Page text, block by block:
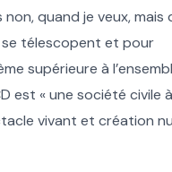
quand je veux, mais
se télescopent et pour
supérieure à
est « une société civile
vivant et création